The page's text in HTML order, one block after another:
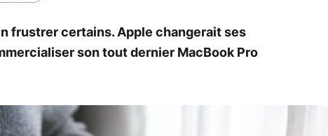
frustrer certains. Apple changerait ses
son tout dernier MacBook Pro